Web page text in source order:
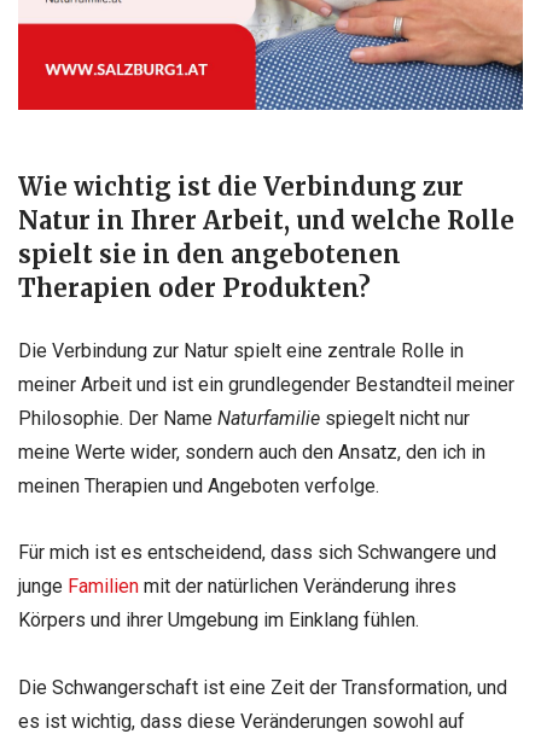
Wie wichtig ist die Verbindung zur
Natur in Ihrer Arbeit, und welche Rolle
spielt sie in den angebotenen
Therapien oder Produkten?
Die Verbindung zur Natur spielt eine zentrale Rolle in
meiner Arbeit und ist ein grundlegender Bestandteil meiner
Philosophie. Der Name Naturfamilie spiegelt nicht nur
meine Werte wider, sondern auch den Ansatz, den ich in
meinen Therapien und Angeboten verfolge.
Für mich ist es entscheidend, dass sich Schwangere und
junge Familien mit der natürlichen Veränderung ihres
Körpers und ihrer Umgebung im Einklang fühlen.
Die Schwangerschaft ist eine Zeit der Transformation, und
es ist wichtig, dass diese Veränderungen sowohl auf